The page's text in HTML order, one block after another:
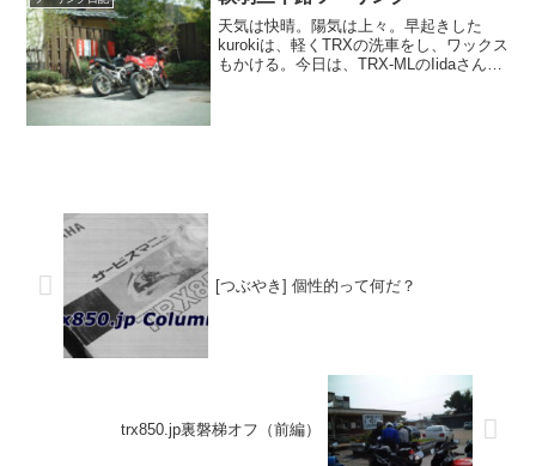
天気は快晴。陽気は上々。早起きした
kurokiは、軽くTRXの洗車をし、ワックス
もかける。今日は、TRX-MLのIidaさんと
[つぶやき] 個性的って何だ？
trx850.jp裏磐梯オフ（前編）